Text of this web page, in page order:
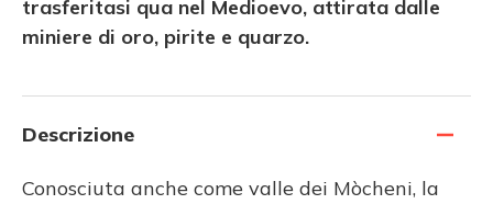
trasferitasi qua nel Medioevo, attirata dalle
miniere di oro, pirite e quarzo.
Descrizione
Conosciuta anche come valle dei Mòcheni, la